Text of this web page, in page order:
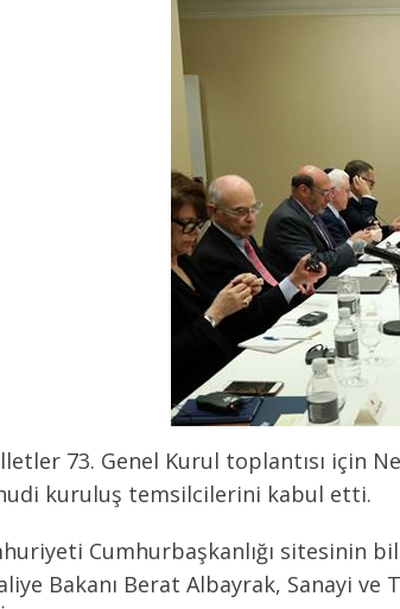
73. Genel Kurul toplantısı için
kuruluş temsilcilerini kabul etti.
Cumhurbaşkanlığı sitesinin
Bakanı Berat Albayrak, Sanayi